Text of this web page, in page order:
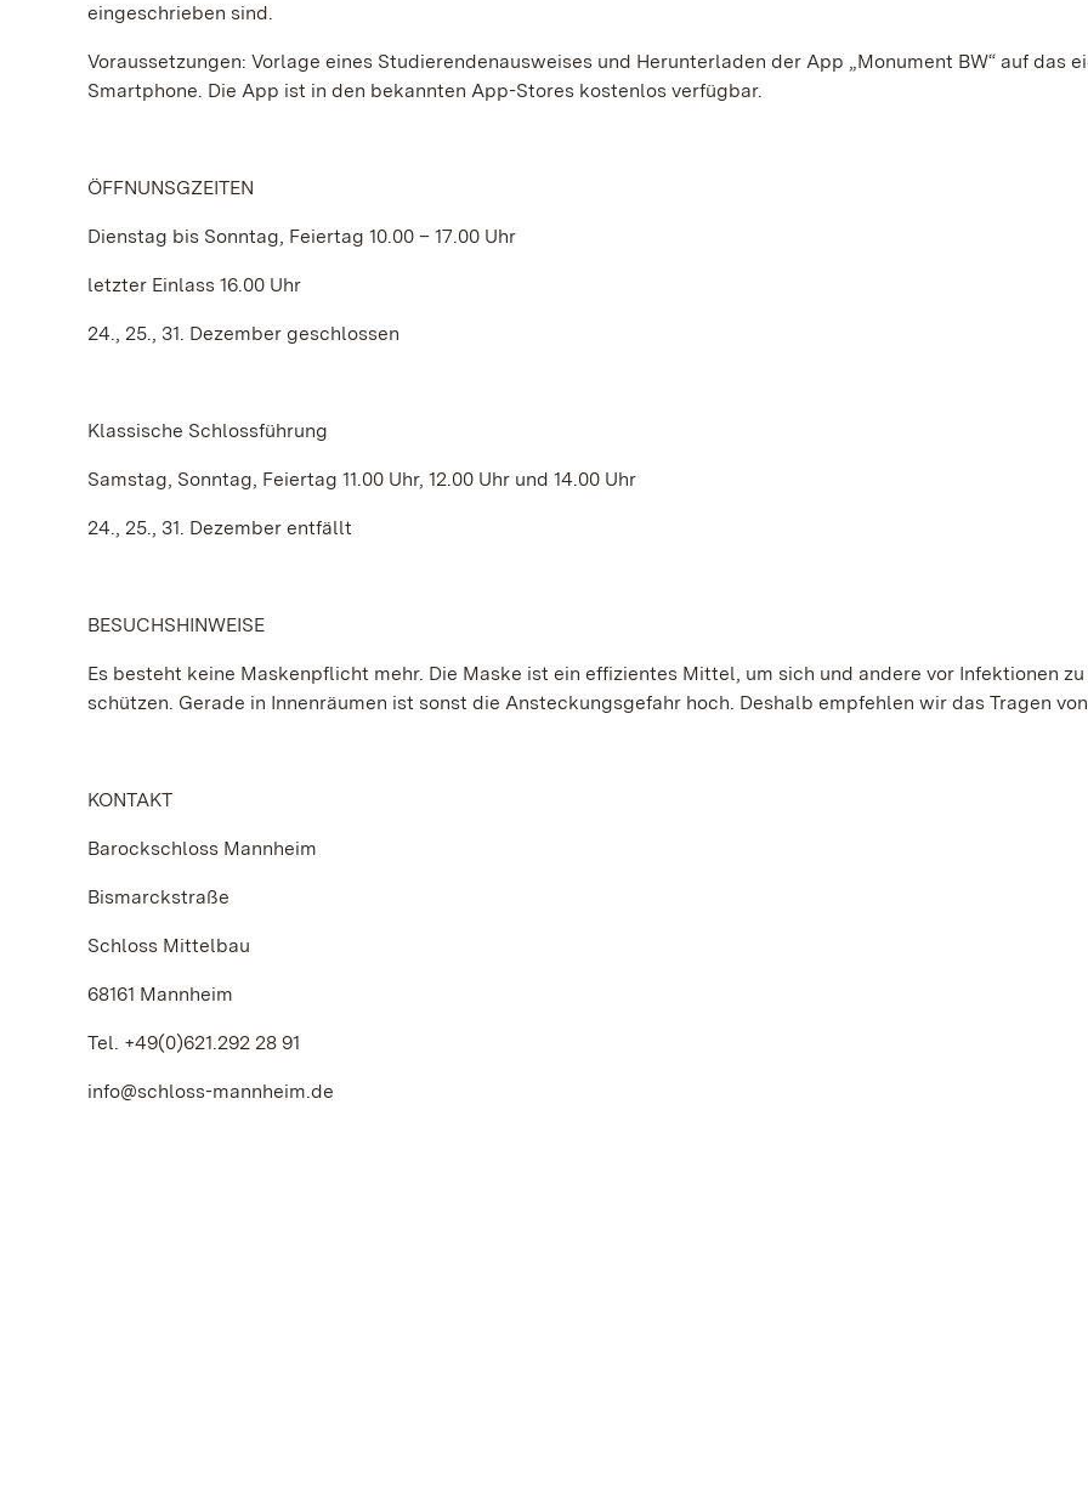
eingeschrieben sind.
Voraussetzungen: Vorlage eines Studierendenausweises und Herunterladen der App „Monument BW“ auf das
Smartphone. Die App ist in den bekannten App-Stores kostenlos verfügbar.
ÖFFNUNSGZEITEN
Dienstag bis Sonntag, Feiertag 10.00 – 17.00 Uhr
letzter Einlass 16.00 Uhr
24., 25., 31. Dezember geschlossen
Klassische Schlossführung
Samstag, Sonntag, Feiertag 11.00 Uhr, 12.00 Uhr und 14.00 Uhr
24., 25., 31. Dezember entfällt
BESUCHSHINWEISE
Es besteht keine Maskenpflicht mehr. Die Maske ist ein effizientes Mittel, um sich und andere vor Infektionen zu
schützen. Gerade in Innenräumen ist sonst die Ansteckungsgefahr hoch. Deshalb empfehlen wir das Tragen
KONTAKT
Barockschloss Mannheim
Bismarckstraße
Schloss Mittelbau
68161 Mannheim
Tel. +49(0)621.292 28 91
info@schloss-mannheim.de